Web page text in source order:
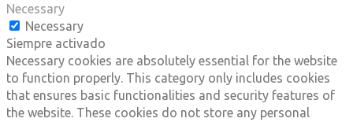
Necessary
Necessary
Siempre activado
Necessary cookies are absolutely essential for the website
to function properly. This category only includes cookies
that ensures basic functionalities and security features of
the website. These cookies do not store any personal